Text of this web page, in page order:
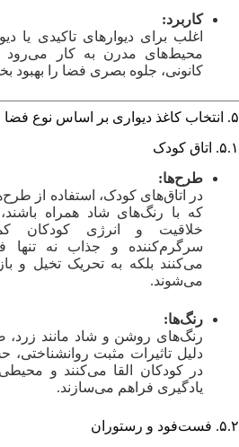
کاربرد:
اغلب برای دیوارهای تاکیدی یا
محیط‌های مدرن به کار می‌رود
کانونی، جلوه بصری فضا را بهبود
۵. انتخاب کاغذ دیواری بر اساس نوع فضا
۵.۱. اتاق کودک
طرح‌ها:
در اتاق‌های کودک، استفاده از
که با رنگ‌های شاد همراه
خلاقیت و انرژی کودکان
سرگرم‌کننده و جذاب نه تنها
می‌کنند بلکه به تحریک تخیل و
می‌شوند.
رنگ‌ها:
رنگ‌های روشن و شاد مانند زرد،
دلیل تاثیرات مثبت
در کودکان القا می‌کنند و
یادگیری فراهم می‌سازند.
۵.۲. فست‌فود و رستوران